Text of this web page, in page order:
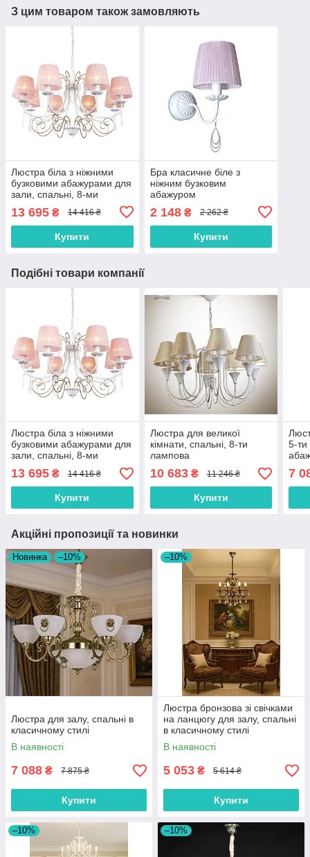
З цим товаром також замовляють
Люстра біла з ніжними
бузковими абажурами для
зали, спальні, 8-ми
13 695 ₴ 14 416 ₴
Купити
Бра класичне біле з
ніжним бузковим
абажуром
2 148₴ 2 262 ₴
Купити
Подібні товари компанії
Люстра біла з ніжними
бузковими абажурами для
зали, спальні, 8-ми
лампова
13 695 ₴ 14 416 ₴
Купити
Люстра для великої
кімнати, спальні, 8-ти
лампова
10 683₴ 11 246 ₴
Купити
5-ти
7
Акційні пропозиції та новинки
Новинка –10%
Люстра для залу, спальні в
класичному стилі
В наявності
7 088 ₴ 7 875 ₴
Купити
–10%
Люстра бронзова зі свічками
на ланцюгу для залу, спальні
в класичному стилі
В наявності
5 053 ₴ 5 614 ₴
Купити
–10% –10%